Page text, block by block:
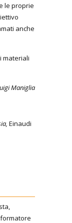
le proprie
anche
materiali
Maniglia
Einaudi